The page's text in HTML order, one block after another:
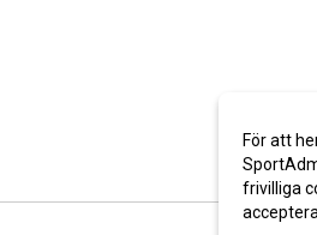
För att
frivilliga